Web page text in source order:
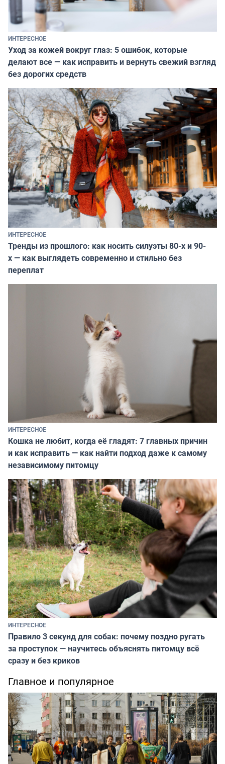
ИНТЕРЕСНОЕ
Уход за кожей вокруг глаз: 5 ошибок, которые
делают все — как исправить и вернуть свежий взгляд
без дорогих средств
ИНТЕРЕСНОЕ
Тренды из прошлого: как носить силуэты 80-х и 90-
х — как выглядеть современно и стильно без
переплат
ИНТЕРЕСНОЕ
Кошка не любит, когда её гладят: 7 главных причин
и как исправить — как найти подход даже к самому
независимому питомцу
ИНТЕРЕСНОЕ
Правило 3 секунд для собак: почему поздно ругать
за проступок — научитесь объяснять питомцу всё
сразу и без криков
Главное и популярное